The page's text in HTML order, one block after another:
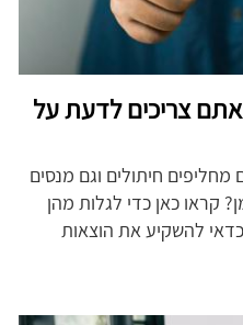
צריכים לדעת על
חיתולים וגם מנסים
קראו כאן כדי לגלות מהן
להשקיע את הוצאות